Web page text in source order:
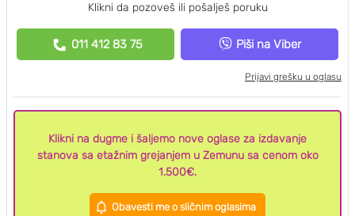
Klikni da pozoveš ili pošalješ poruku
011 412 83 75 Piši na Viber
Prijavi grešku u oglasu
Klikni na dugme i šaljemo nove oglase za izdavanje
stanova sa etažnim grejanjem u Zemunu sa cenom oko
1.500€.
Obavesti me o sličnim oglasima